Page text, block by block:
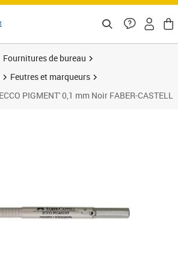
Fournitures de bureau
Feutres et marqueurs
PIGMENT' 0,1 mm Noir FABER-CASTELL